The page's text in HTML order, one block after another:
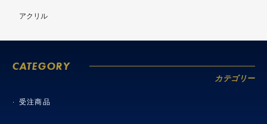
アクリル
CATEGORY
カテゴリー
受注商品